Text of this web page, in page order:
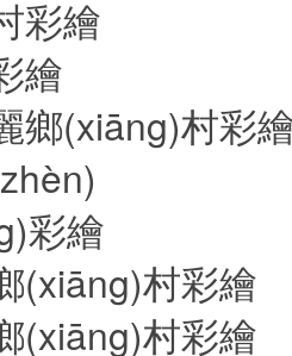
彩繪
繪
鄉(xiāng)村彩
彩繪
(xiāng)村彩繪
(xiāng)村彩繪